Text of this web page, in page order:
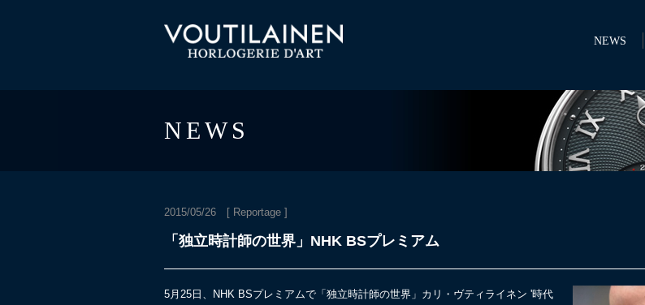
NEWS
NEWS
2015/05/26 [ Reportage ]
「独立時計師の世界」NHK BSプレミアム
5月25日、NHK BSプレミアムで「独立時計師の世界」カリ・ヴティライネン '時代